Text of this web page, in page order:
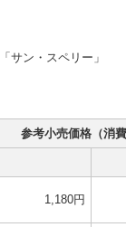
サン・スペリー」
参考小売価格（消費
1,180円